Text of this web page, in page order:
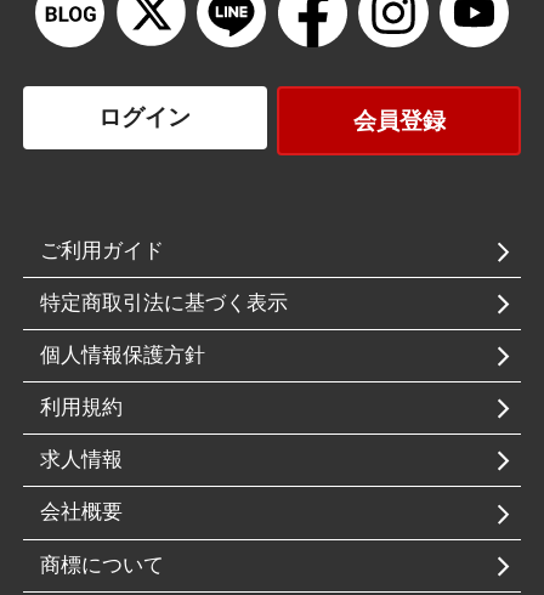
ログイン 会員登録
ご利用ガイド
特定商取引法に基づく表示
個人情報保護方針
利用規約
求人情報
会社概要
商標について